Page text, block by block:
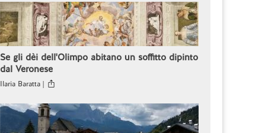
Se gli dèi dell'Olimpo abitano un soffitto dipinto
dal Veronese
Ilaria Baratta |